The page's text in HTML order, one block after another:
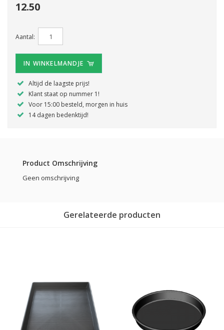
12.50
Aantal:
IN WINKELMANDJE
Altijd de laagste prijs!
Klant staat op nummer 1!
Voor 15:00 besteld, morgen in huis
14 dagen bedenktijd!
Product Omschrijving
Geen omschrijving
Gerelateerde producten